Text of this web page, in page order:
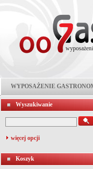
WYPOSAŻENIE
Wyszukiwanie
więcej opcji
Koszyk